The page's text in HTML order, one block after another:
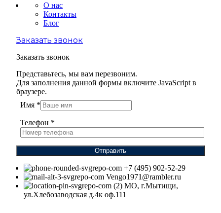
О нас
Контакты
Блог
Заказать звонок
Заказать звонок
Представьтесь, мы вам перезвоним.
Для заполнения данной формы включите JavaScript в
браузере.
Имя *
Телефон *
Отправить
+7 (495) 902-52-29
Vengo1971@rambler.ru
МО, г.Мытищи,
ул.Хлебозаводская д.4к оф.111